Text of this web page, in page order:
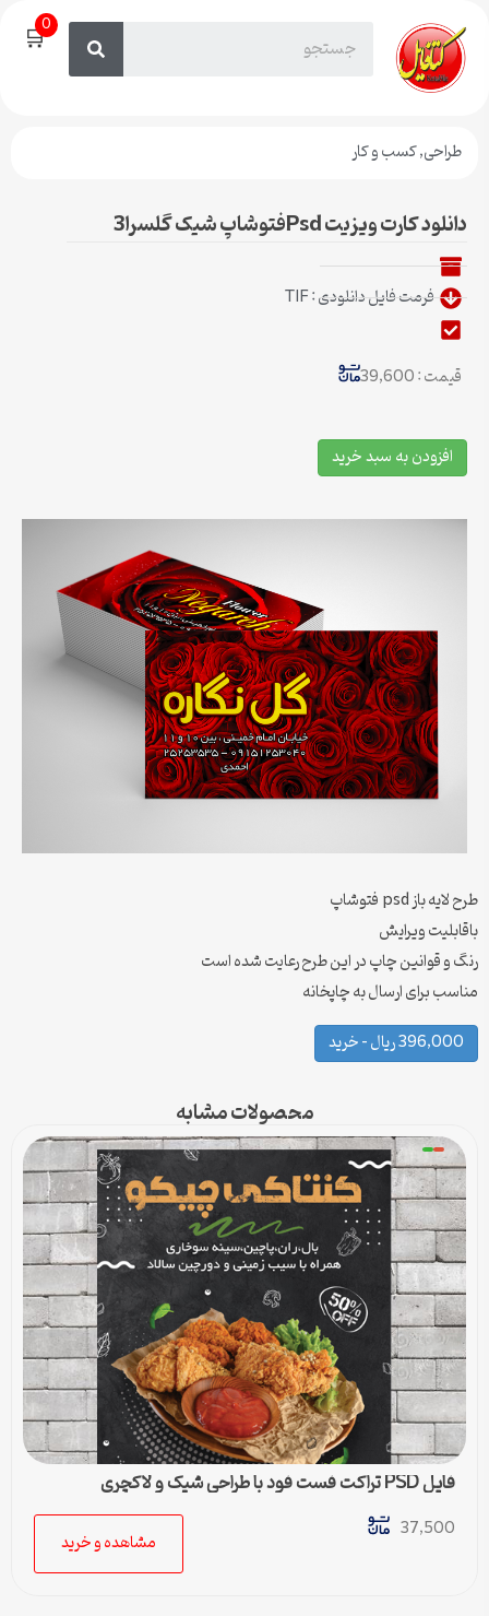
🛒0
طراحی,کسب و کار
دانلود کارت ویزیت Psdفتوشاپ شیک گلسرا3
فرمت فایل دانلودی : TIF
قیمت : 39,600
افزودن به سبد خرید
طرح لایه باز psd فتوشاپ
باقابلیت ویرایش
رنگ و قوانین چاپ در این طرح رعایت شده است
مناسب برای ارسال به چاپخانه
396,000 ریال – خرید
محصولات مشابه
فایل PSD تراکت فست فود با طراحی شیک و لاکچری
37,500
مشاهده و خرید